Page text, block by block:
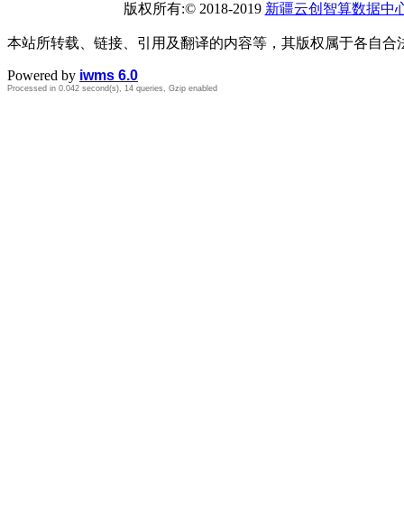
版权所有:© 2018-2019 新疆云创智算数据中
本站所转载、链接、引用及翻译的内容等，其版权属于各自合
Powered by iwms 6.0
Processed in 0.042 second(s), 14 queries, Gzip enabled